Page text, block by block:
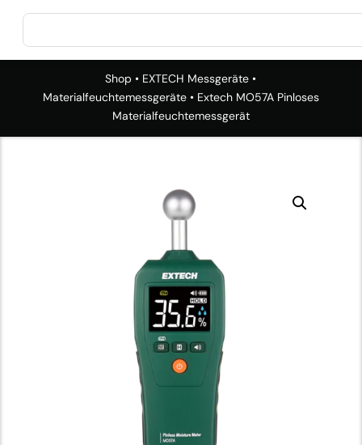
Shop • EXTECH Messgeräte •
Materialfeuchtemessgeräte• Extech MO57A Pinloses
Materialfeuchtemessgerät